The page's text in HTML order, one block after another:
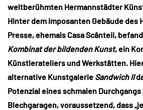
weltberühmten Hermannstädter
Hinter dem imposanten Gebäude des
Presse, ehemals Casa Scânteii,
Kombinat der bildenden Kunst, ein
Künstlerateliers und Werkstätten.
alternative Kunstgalerie Sandwich II
Potenzial eines schmalen
Blechgaragen, voraussetzend, dass